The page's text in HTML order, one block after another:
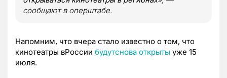
сообщают в оперштабе.
Напомним, что вчера стало известно о том, что
кинотеатры вРоссии будутснова открыты уже 15
июля.